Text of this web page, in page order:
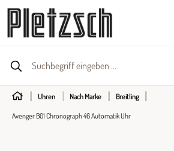
Uhren Nach Marke Breitling
Avenger B01 Chronograph 46 Automatik Uhr